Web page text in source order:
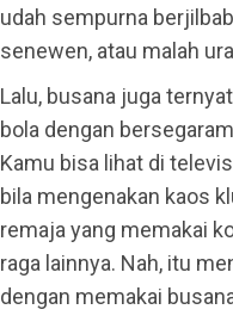
udah sempurna
senewen, atau malah
Lalu, busana juga
bola dengan
Kamu bisa lihat di
bila mengenakan kaos
remaja yang memakai
raga lainnya. Nah, itu
dengan memakai